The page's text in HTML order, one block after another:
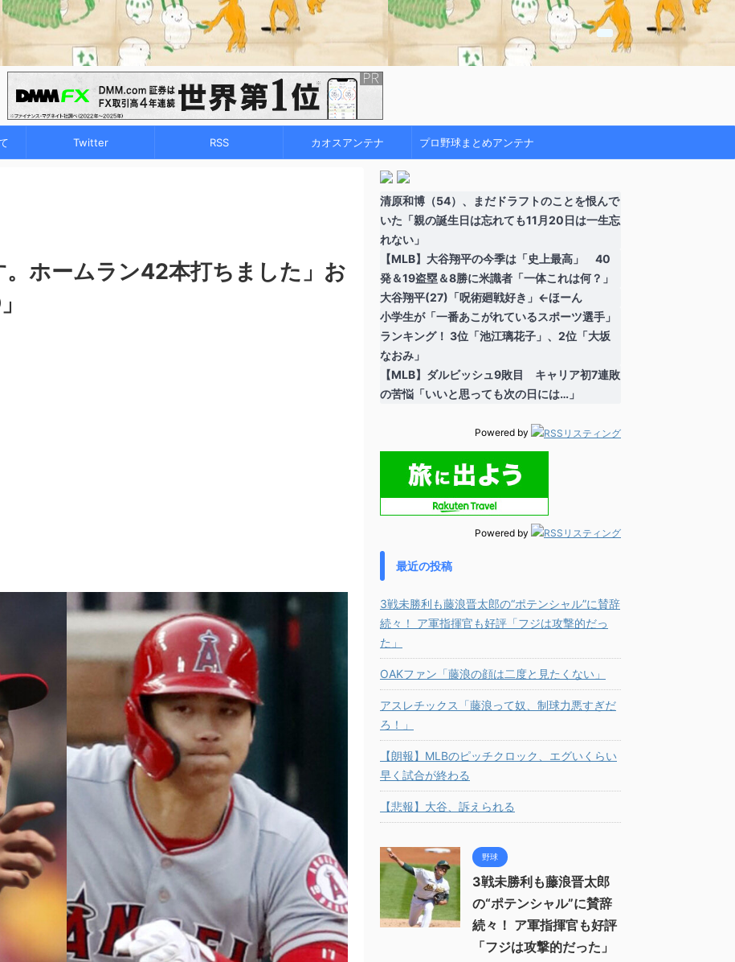
Twitter RSS カオスアンテナ プロ野球まとめアンテナ
。ホームラン42本打ちました」お
清原和博（54）、まだドラフトのことを恨んで
いた「親の誕生日は忘れても11月20日は一生忘
れない」
【MLB】大谷翔平の今季は「史上最高」 40
発＆19盗塁＆8勝に米識者「一体これは何？」
大谷翔平(27)「呪術廻戦好き」←ほーん
小学生が「一番あこがれているスポーツ選手」
ランキング！ 3位「池江璃花子」、2位「大坂
なおみ」
【MLB】ダルビッシュ9敗目 キャリア初7連敗
の苦悩「いいと思っても次の日には…」
Powered by
Powered by
最近の投稿
3戦未勝利も藤浪晋太郎の“ポテンシャル”に賛辞
続々！ ア軍指揮官も好評「フジは攻撃的だっ
た」
OAKファン「藤浪の顔は二度と見たくない」
アスレチックス「藤浪って奴、制球力悪すぎだ
ろ！」
【朗報】MLBのピッチクロック、エグいくらい
早く試合が終わる
【悲報】大谷、訴えられる
野球
3戦未勝利も藤浪晋太郎
の“ポテンシャル”に賛辞
続々！ ア軍指揮官も好評
「フジは攻撃的だった」